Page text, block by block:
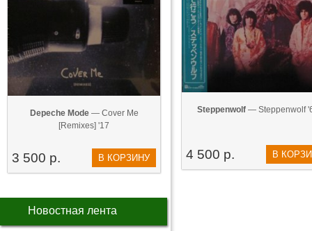
Depeche Mode— Cover Me
[Remixes] '17
3 500 р. В КОРЗИНУ
Новостная лента
Steppenwolf — Steppenwolf
4 500 р. В